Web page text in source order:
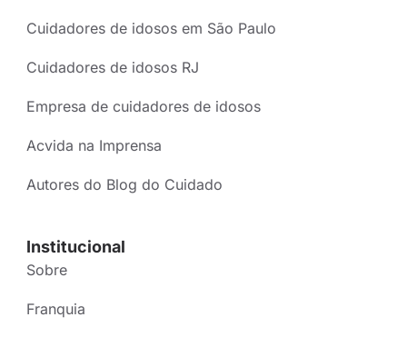
Cuidadores de idosos em São Paulo
Cuidadores de idosos RJ
Empresa de cuidadores de idosos
Acvida na Imprensa
Autores do Blog do Cuidado
Institucional
Sobre
Franquia